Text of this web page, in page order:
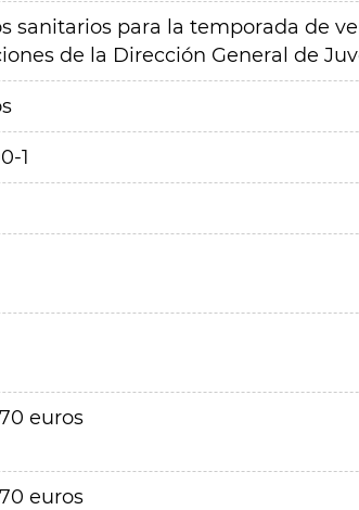
sanitarios para la temporada de
de la Dirección General de
1
euros
euros